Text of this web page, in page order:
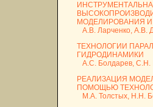
МОДЕЛИРОВАНИЯ
А.В. Ларченко, А.В.
ТЕХНОЛОГИИ
ГИДРОДИНАМИКИ
А.С. Болдарев, С.Н.
РЕАЛИЗАЦИЯ
ПОМОЩЬЮ
М.А. Толстых, Н.Н.